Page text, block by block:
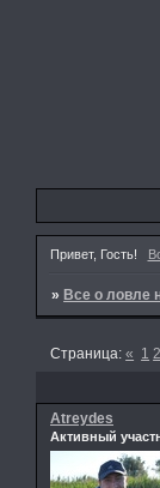
Привет, Гость!
»Все о ловле
Страница:« 1 2
Atreydes
Активный